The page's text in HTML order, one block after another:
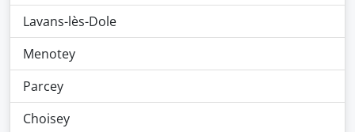
Lavans-lès-Dole
Menotey
Parcey
Choisey